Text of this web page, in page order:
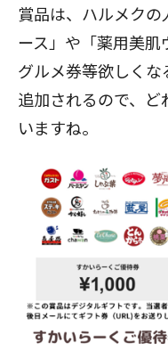
賞品は、ハルメク
ース」や「薬用美肌
グルメ券等欲しく
追加されるので、ど
いますね。